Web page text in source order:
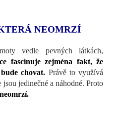
NEOMRZÍ
vedle pevných látkách,
fascinuje zejména fakt, že
chovat. Právě to využívá
jedinečné a náhodné. Proto